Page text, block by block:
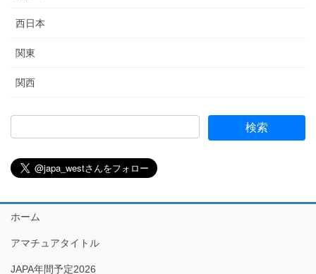
西日本
関東
関西
ホーム
アマチュアタイトル
JAPA年間予定2026